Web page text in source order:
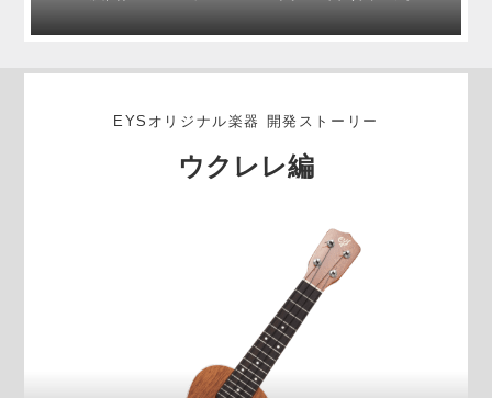
EYSオリジナル楽器 開発ストーリー
ウクレレ編